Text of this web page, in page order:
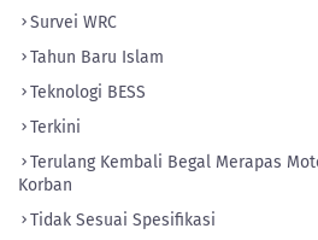
Survei WRC
Tahun Baru Islam
Teknologi BESS
Terkini
Terulang Kembali Begal Merapas
Korban
Tidak Sesuai Spesifikasi